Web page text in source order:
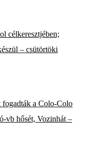
célkeresztjében;
– csütörtöki
a Colo-Colo
vb hősét, Vozinhát –